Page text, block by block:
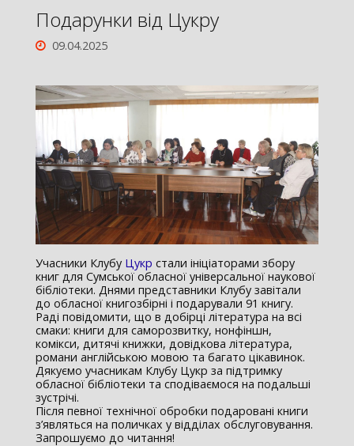
Подарунки від Цукру
09.04.2025
Учасники Клубу Цукр стали ініціаторами збору
книг для Сумської обласної універсальної наукової
бібліотеки. Днями представники Клубу завітали
до обласної книгозбірні і подарували 91 книгу.
Раді повідомити, що в добірці література на всі
смаки: книги для саморозвитку, нонфіншн,
комікси, дитячі книжки, довідкова література,
романи англійською мовою та багато цікавинок.
Дякуємо учасникам Клубу Цукр за підтримку
обласної бібліотеки та сподіваємося на подальші
зустрічі.
Після певної технічної обробки подаровані книги
з’являться на поличках у відділах обслуговування.
Запрошуємо до читання!